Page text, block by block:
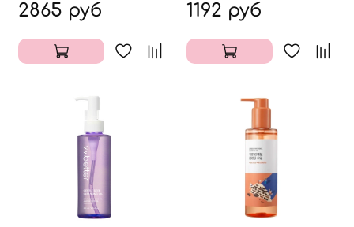
2865 руб 1192 руб